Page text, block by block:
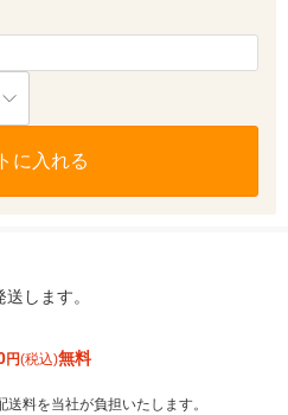
に入れる
します。
円(税込)無料
料を当社が負担いたします。